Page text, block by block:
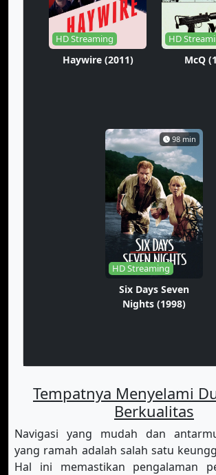
HD Streaming
Haywire (2011)
HD
McQ
98 min
HD Streaming
Six Days Seven
Nights (1998)
Tempatnya Menyelami
Berkualitas
Navigasi yang mudah dan
yang ramah adalah salah satu
Hal ini memastikan pengalaman